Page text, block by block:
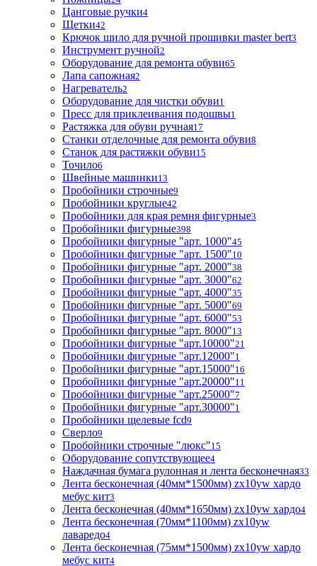
Цанговые ручки4
Щетки42
Крючок шило для ручной прошивки master bert3
Инструмент ручной2
Оборудование для ремонта обуви65
Лапа сапожная2
Нагреватель2
Оборудование для чистки обуви1
Пресс для приклеивания подошвы1
Растяжка для обуви ручная17
Станки отделочные для ремонта обуви8
Станок для растяжки обуви15
Точило6
Швейные машинки13
Пробойники строчные9
Пробойники круглые42
Пробойники для края ремня фигурные3
Пробойники фигурные398
Пробойники фигурные "арт. 1000"45
Пробойники фигурные "арт. 1500"10
Пробойники фигурные "арт. 2000"38
Пробойники фигурные "арт. 3000"62
Пробойники фигурные "арт. 4000"35
Пробойники фигурные "арт. 5000"69
Пробойники фигурные "арт. 6000"53
Пробойники фигурные "арт. 8000"13
Пробойники фигурные "арт.10000"21
Пробойники фигурные "арт.12000"1
Пробойники фигурные "арт.15000"16
Пробойники фигурные "арт.20000"11
Пробойники фигурные "арт.25000"7
Пробойники фигурные "арт.30000"1
Пробойники щелевые fcd9
Сверло9
Пробойники строчные "люкс"15
Оборудование сопутствующее4
Наждачная бумага рулонная и лента бесконечная33
Лента бесконечная (40мм*1500мм) zx10yw хардо
мебус кит3
Лента бесконечная (40мм*1650мм) zx10yw хардо4
Лента бесконечная (70мм*1100мм) zx10yw
лаваредо4
Лента бесконечная (75мм*1500мм) zx10yw хардо
мебус кит4